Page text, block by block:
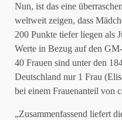
Nun, ist das eine
weltweit zeigen, dass
200 Punkte tiefer liegen als
Werte in Bezug auf den
40 Frauen sind unter den
Deutschland nur 1 Frau
bei einem Frauenanteil von
„Zusammenfassend liefert